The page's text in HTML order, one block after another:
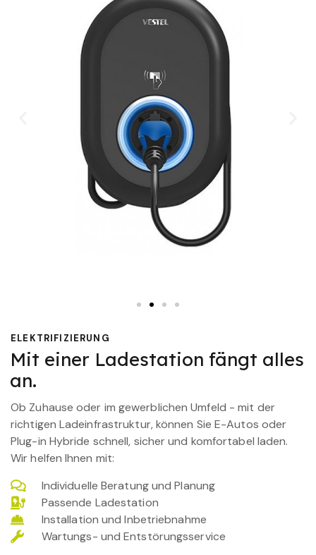
ELEKTRIFIZIERUNG
Mit einer Ladestation fängt alles
an.
Ob Zuhause oder im gewerblichen Umfeld - mit der
richtigen Ladeinfrastruktur, können Sie E-Autos oder
Plug-in Hybride schnell, sicher und komfortabel laden.
Wir helfen Ihnen mit:
Individuelle Beratung und Planung
Passende Ladestation
Installation und Inbetriebnahme
Wartungs- und Entstörungsservice